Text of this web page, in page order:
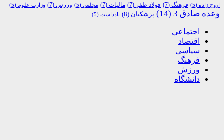
اروج زاده (5) فرهنگ (7) فولاد ظفر (7) مالیات (7) مجلس (5) ورزش (7) وزارت علوم (5)
وعده صادق 3 (14) پزشکیان (8) یادداشت (5)
اجتماعی
اقتصاد
سیاسی
فرهنگ
ورزش
دانشگاه